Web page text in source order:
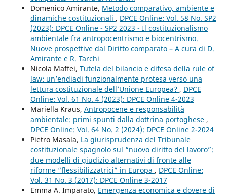
Domenico Amirante, Metodo comparativo, ambiente e
dinamiche costituzionali , DPCE Online: Vol. 58 No. SP2
(2023): DPCE Online - SP2 2023 - Il costituzionalismo
ambientale fra antropocentrismo e biocentrismo.
Nuove prospettive dal Diritto comparato – A cura di D.
Amirante e R. Tarchi
Nicola Maffei, Tutela del bilancio e difesa della rule of
law: un’endiadi funzionalmente protesa verso una
lettura costituzionale dell’Unione Europea? , DPCE
Online: Vol. 61 No. 4 (2023): DPCE Online 4-2023
Mariella Kraus, Antropocene e responsabilità
ambientale: primi spunti dalla dottrina portoghese ,
DPCE Online: Vol. 64 No. 2 (2024): DPCE Online 2-2024
Pietro Masala, La giurisprudenza del Tribunale
costituzionale spagnolo sul “nuovo diritto del lavoro”:
due modelli di giudizio alternativi di fronte alle
riforme “flessibilizzatrici” in Europa , DPCE Online:
Vol. 31 No. 3 (2017): DPCE Online 3-2017
Emma A. Imparato, Emergenza economica e dovere di